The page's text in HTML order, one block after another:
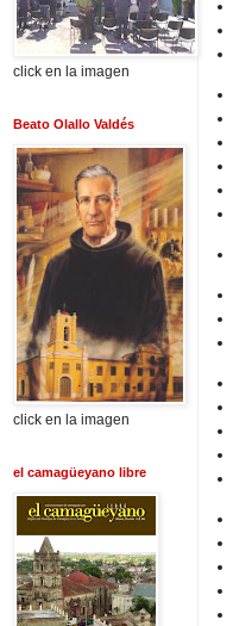
click en la imagen
Beato Olallo Valdés
click en la imagen
el camagüeyano libre